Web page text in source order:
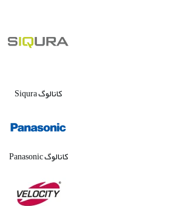
کاتالوگ Siqura
کاتالوگ Panasonic